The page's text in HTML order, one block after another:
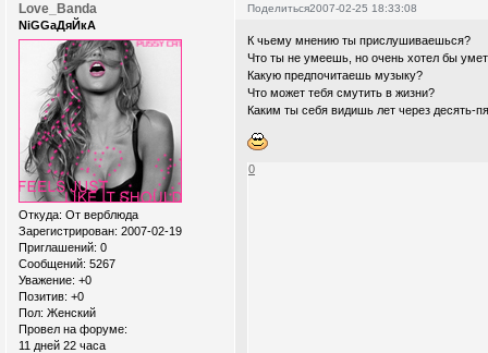
Поделиться2007-02-25 18:33:08
Love_Banda
NiGGaДяЙкА
Откуда: От верблюда
Зарегистрирован: 2007-02-19
Приглашений: 0
Сообщений: 5267
Уважение: +0
Позитив: +0
Пол: Женский
Провел на форуме:
11 дней 22 часа
К чьему мнению ты прислушиваешься?
Что ты не умеешь, но очень хотел бы
Какую предпочитаешь музыку?
Что может тебя смутить в жизни?
Каким ты себя видишь лет через десять-
0